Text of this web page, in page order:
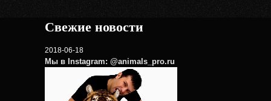
Свежие новости
2018-06-18
Мы в Instagram: @animals_pro.ru